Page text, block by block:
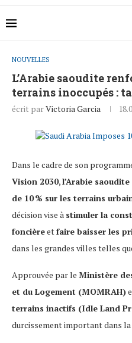
NOUVELLES
L’Arabie saoudite
terrains inoccupés :
écrit parVictoria Garcia
Dans le cadre de son
Vision 2030,l’Arabie
de 10 % sur les terrains
décision vise à stimuler la
foncièreetfaire baisser les
dans les grandes villes telles
Approuvée par le Ministère
et du Logement (MOMRAH)
terrains inactifs (Idle Land
durcissement important dans